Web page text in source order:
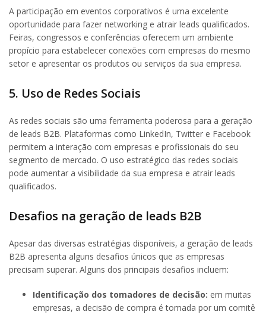
A participação em eventos corporativos é uma excelente
oportunidade para fazer networking e atrair leads qualificados.
Feiras, congressos e conferências oferecem um ambiente
propício para estabelecer conexões com empresas do mesmo
setor e apresentar os produtos ou serviços da sua empresa.
5. Uso de Redes Sociais
As redes sociais são uma ferramenta poderosa para a geração
de leads B2B. Plataformas como LinkedIn, Twitter e Facebook
permitem a interação com empresas e profissionais do seu
segmento de mercado. O uso estratégico das redes sociais
pode aumentar a visibilidade da sua empresa e atrair leads
qualificados.
Desafios na geração de leads B2B
Apesar das diversas estratégias disponíveis, a geração de leads
B2B apresenta alguns desafios únicos que as empresas
precisam superar. Alguns dos principais desafios incluem:
Identificação dos tomadores de decisão: em muitas
empresas, a decisão de compra é tomada por um comitê